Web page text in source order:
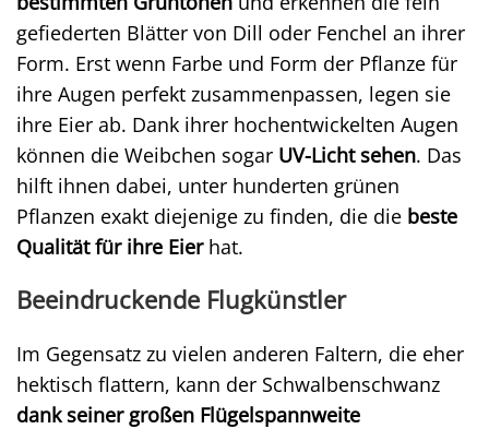
gefiederten Blätter von Dill oder Fenchel an ihrer
Form. Erst wenn Farbe und Form der Pflanze für
ihre Augen perfekt zusammenpassen, legen sie
ihre Eier ab. Dank ihrer hochentwickelten Augen
können die Weibchen sogar UV-Licht sehen. Das
hilft ihnen dabei, unter hunderten grünen
Pflanzen exakt diejenige zu finden, die die beste
Qualität für ihre Eierhat.
Beeindruckende Flugkünstler
Im Gegensatz zu vielen anderen Faltern, die eher
hektisch flattern, kann der Schwalbenschwanz
dank seiner großen Flügelspannweite